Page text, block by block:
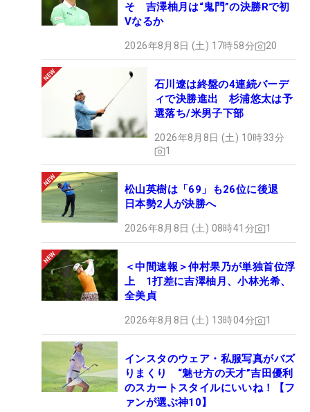
そ 吉澤柚月は“鬼門”の決勝Rで初
Vなるか
2026年8月8日 (土) 17時58分 20
石川遼は終盤の4連続バーデ
ィで決勝進出 杉浦悠太は予
選落ち/米男子下部
2026年8月8日 (土) 10時33分
1
松山英樹は「69」も26位に後退
日本勢2人が決勝へ
2026年8月8日 (土) 08時41分 1
＜中間速報＞仲村果乃が単独首位浮
上 1打差に吉澤柚月、小林光希、
全美貞
2026年8月8日 (土) 13時04分 1
インスタのウェア・私服写真がバズ
りまくり “魅せ方の天才”吉田優利
のスカートスタイルにいいね！【フ
ァンが選ぶ神10】